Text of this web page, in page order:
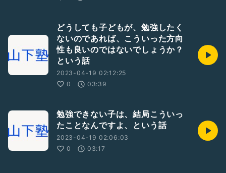
どうしても子どもが、勉強したく
ないのであれば、こういった方向
性も良いのではないでしょうか？
という話
2023-04-19 02:12:25
0
03:39
勉強できない子は、結局こういっ
たことなんですよ、という話
2023-04-19 02:06:03
0
03:17